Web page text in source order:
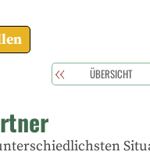
ÜBERSICHT